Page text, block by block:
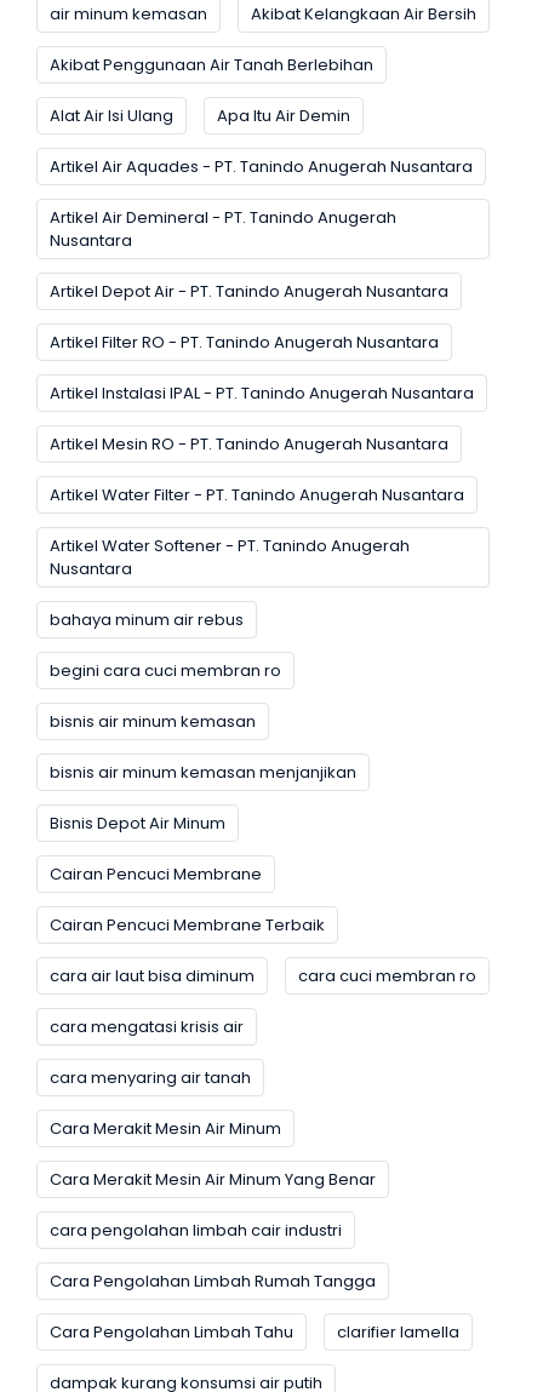
air minum kemasan Akibat Kelangkaan Air Bersih
Akibat Penggunaan Air Tanah Berlebihan
Alat Air Isi Ulang Apa Itu Air Demin
Artikel Air Aquades - PT. Tanindo Anugerah Nusantara
Artikel Air Demineral - PT. Tanindo Anugerah
Nusantara
Artikel Depot Air - PT. Tanindo Anugerah Nusantara
Artikel Filter RO - PT. Tanindo Anugerah Nusantara
Artikel Instalasi IPAL - PT. Tanindo Anugerah Nusantara
Artikel Mesin RO - PT. Tanindo Anugerah Nusantara
Artikel Water Filter - PT. Tanindo Anugerah Nusantara
Artikel Water Softener - PT. Tanindo Anugerah
Nusantara
bahaya minum air rebus
begini cara cuci membran ro
bisnis air minum kemasan
bisnis air minum kemasan menjanjikan
Bisnis Depot Air Minum
Cairan Pencuci Membrane
Cairan Pencuci Membrane Terbaik
cara air laut bisa diminum cara cuci membran ro
cara mengatasi krisis air
cara menyaring air tanah
Cara Merakit Mesin Air Minum
Cara Merakit Mesin Air Minum Yang Benar
cara pengolahan limbah cair industri
Cara Pengolahan Limbah Rumah Tangga
Cara Pengolahan Limbah Tahu clarifier lamella
dampak kurang konsumsi air putih